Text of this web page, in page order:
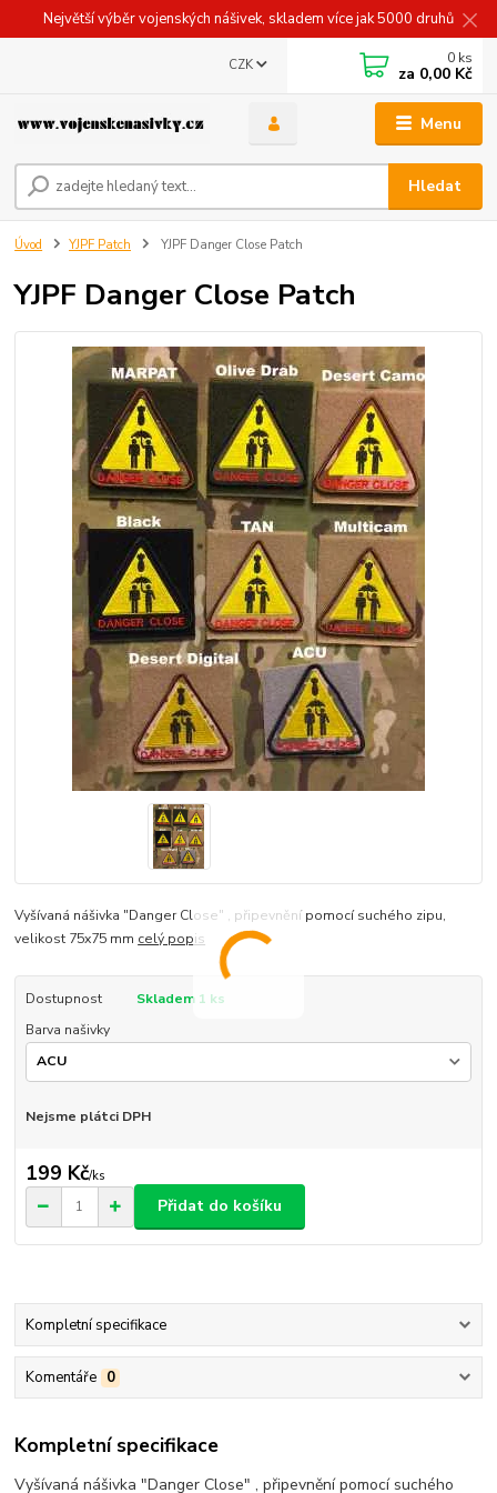
Největší výběr vojenských nášivek, skladem více jak 5000 druhů
Menu
CZK
Hledat
0 ks
za 0,00 Kč
Úvod YJPF Patch YJPF Danger Close Patch
YJPF Danger Close Patch
Vyšívaná nášivka "Danger Close" , připevnění pomocí suchého zipu,
velikost 75x75 mm celý popis
Dostupnost
Skladem 1 ks
Barva našivky
Nejsme plátci DPH
199 Kč/ks
Přidat do košíku
Kompletní specifikace
Komentáře 0
Kompletní specifikace
Vyšívaná nášivka "Danger Close" , připevnění pomocí suchého